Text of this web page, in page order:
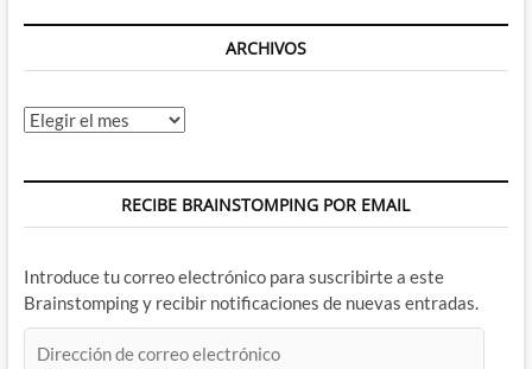
ARCHIVOS
Archivos
RECIBE BRAINSTOMPING POR EMAIL
Introduce tu correo electrónico para suscribirte a este
Brainstomping y recibir notificaciones de nuevas entradas.